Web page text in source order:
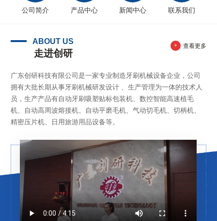
公司简介 产品中心 新闻中心 联系我们
ABOUT US
走进创研
+ 查看更多
广东创研科技有限公司是一家专业制造牙刷机械设备企业，公司
拥有大批长期从事牙刷机械研发设计 、生产管理为一体的技术人
员，生产产品有自动牙刷吸塑贴标包装机、数控智能高速植毛
机、自动高周波熔接机、自动平磨毛机、气动切毛机、切柄机、
精密压片机、日用旅游用品设备等。